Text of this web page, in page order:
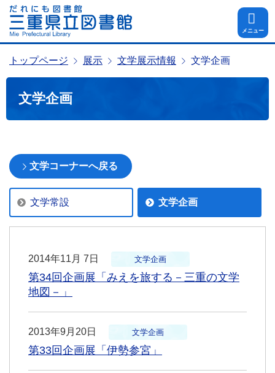
メニュー
トップページ 展示 文学展示情報 文学企画
文学企画
文学コーナーへ戻る
文学常設 文学企画
2014年11月 7日 文学企画
第34回企画展「みえを旅する－三重の文学
地図－」
2013年9月20日 文学企画
第33回企画展「伊勢参宮」